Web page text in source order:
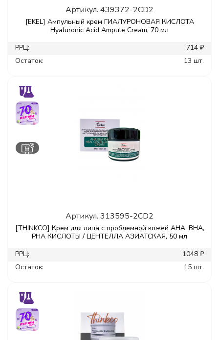
Артикул. 439372-2CD2
[EKEL] Ампульный крем ГИАЛУРОНОВАЯ КИСЛОТА
Hyaluronic Acid Ampule Cream, 70 мл
РРЦ:
714 ₽
Остаток:
13 шт.
Артикул. 313595-2CD2
[THINKCO] Крем для лица с проблемной кожей AHA, BHA,
PHA КИСЛОТЫ / ЦЕНТЕЛЛА АЗИАТСКАЯ, 50 мл
РРЦ:
1048 ₽
Остаток:
15 шт.